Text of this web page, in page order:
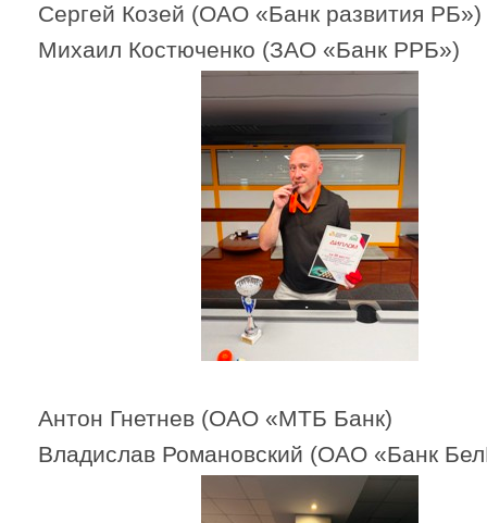
Сергей Козей (ОАО «Банк развития
Михаил Костюченко (ЗАО «Банк
Антон Гнетнев (ОАО «МТБ
Владислав Романовский (ОАО «Банк